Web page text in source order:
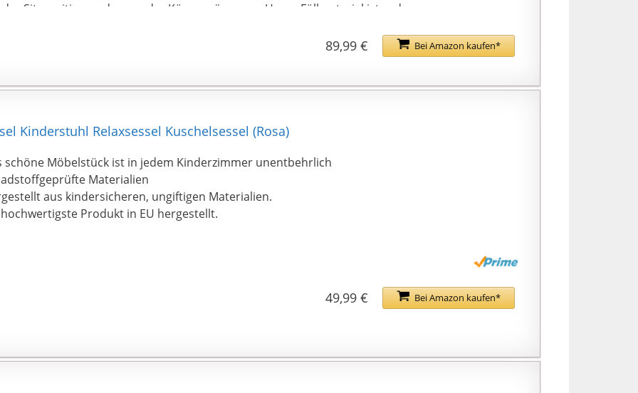
Sitzposition und sogar der Körperwärme an. Unser Füllmaterial ist zudem
{67dd2d6e1e9c95f683fa24776179cfe7824fdbbfdefd33594e321244b560d8e0} aus
hoher Qualität aufwarten.
stets auf dem Trockenen: Die robuste Textur des abnehmbaren Bezugs trotzt
besonders langlebig und stabil konzipiert ist, steht er für
& atmungsaktives Chillen. On top kann der separate Innensack
Füllung ganz einfach zur Reinigung des Außenmaterials entnommen
Einfach praktisch – einfach hygienisch!
möglich! So kannst du den Sitzsack Lounge in jedem deiner Lieblingsräume
Bei Amazon kaufen*
89,99 €
Kinderstuhl Relaxsessel Kuschelsessel (Rosa)
schöne Möbelstück ist in jedem Kinderzimmer unentbehrlich
Materialien
aus kindersicheren, ungiftigen Materialien.
hochwertigste Produkt in EU hergestellt.
Bei Amazon kaufen*
49,99 €